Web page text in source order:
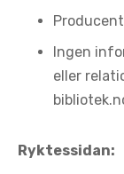
Ingen
eller
Ryktessidan: